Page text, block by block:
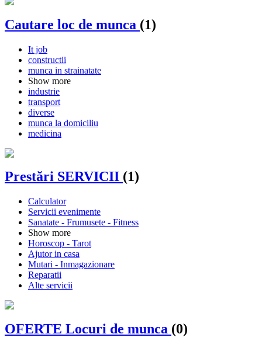
Cautare loc de munca (1)
It job
constructii
munca in strainatate
Show more
industrie
transport
diverse
munca la domiciliu
medicina
Prestări SERVICII (1)
Calculator
Servicii evenimente
Sanatate - Frumusete - Fitness
Show more
Horoscop - Tarot
Ajutor in casa
Mutari - Inmagazionare
Reparatii
Alte servicii
OFERTE Locuri de munca (0)